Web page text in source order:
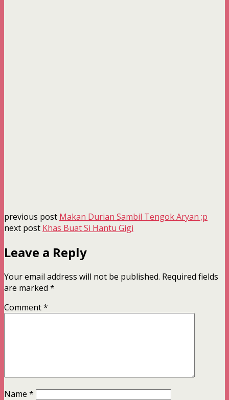
previous post Makan Durian Sambil Tengok Aryan ;p
next post Khas Buat Si Hantu Gigi
Leave a Reply
Your email address will not be published. Required fields
are marked *
Comment*
Name *